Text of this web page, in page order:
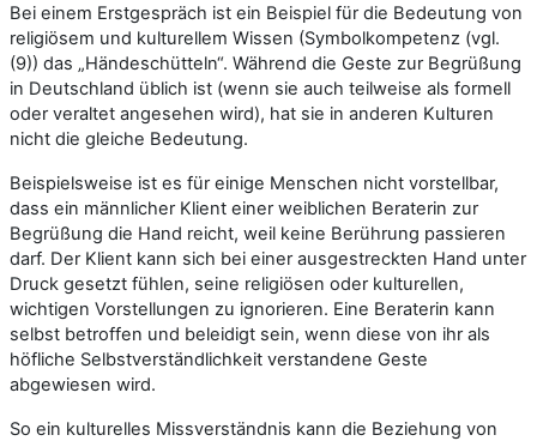
Bei einem Erstgespräch ist ein Beispiel für die Bedeutung von
religiösem und kulturellem Wissen (Symbolkompetenz (vgl.
(9)) das „Händeschütteln“. Während die Geste zur Begrüßung
in Deutschland üblich ist (wenn sie auch teilweise als formell
oder veraltet angesehen wird), hat sie in anderen Kulturen
nicht die gleiche Bedeutung.
Beispielsweise ist es für einige Menschen nicht vorstellbar,
dass ein männlicher Klient einer weiblichen Beraterin zur
Begrüßung die Hand reicht, weil keine Berührung passieren
darf. Der Klient kann sich bei einer ausgestreckten Hand unter
Druck gesetzt fühlen, seine religiösen oder kulturellen,
wichtigen Vorstellungen zu ignorieren. Eine Beraterin kann
selbst betroffen und beleidigt sein, wenn diese von ihr als
höfliche Selbstverständlichkeit verstandene Geste
abgewiesen wird.
So ein kulturelles Missverständnis kann die Beziehung von